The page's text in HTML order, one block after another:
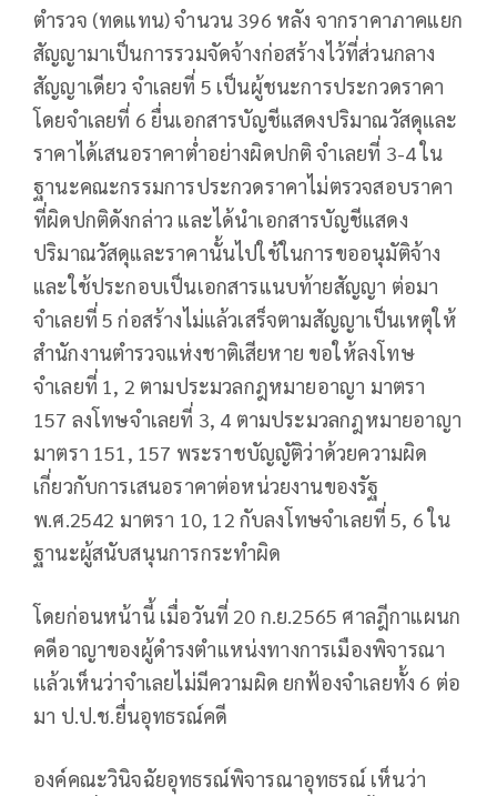
ตำรวจ (ทดแทน) จำนวน 396 หลัง จากราคาภาคแยก
สัญญามาเป็นการรวมจัดจ้างก่อสร้างไว้ที่ส่วนกลาง
สัญญาเดียว จำเลยที่ 5 เป็นผู้ชนะการประกวดราคา
โดยจำเลยที่ 6 ยื่นเอกสารบัญชีแสดงปริมาณวัสดุและ
ราคาได้เสนอราคาต่ำอย่างผิดปกติ จำเลยที่ 3-4 ใน
ฐานะคณะกรรมการประกวดราคาไม่ตรวจสอบราคา
ที่ผิดปกติดังกล่าว และได้นำเอกสารบัญชีแสดง
ปริมาณวัสดุและราคานั้นไปใช้ในการขออนุมัติจ้าง
และใช้ประกอบเป็นเอกสารแนบท้ายสัญญา ต่อมา
จำเลยที่ 5 ก่อสร้างไม่แล้วเสร็จตามสัญญาเป็นเหตุให้
สำนักงานตำรวจแห่งชาติเสียหาย ขอให้ลงโทษ
จำเลยที่ 1, 2 ตามประมวลกฎหมายอาญา มาตรา
157 ลงโทษจำเลยที่ 3, 4 ตามประมวลกฎหมายอาญา
มาตรา 151, 157 พระราชบัญญัติว่าด้วยความผิด
เกี่ยวกับการเสนอราคาต่อหน่วยงานของรัฐ
พ.ศ.2542 มาตรา 10, 12 กับลงโทษจำเลยที่ 5, 6 ใน
ฐานะผู้สนับสนุนการกระทำผิด
โดยก่อนหน้านี้ เมื่อวันที่ 20 ก.ย.2565 ศาลฎีกาแผนก
คดีอาญาของผู้ดำรงตำแหน่งทางการเมืองพิจารณา
เเล้วเห็นว่าจำเลยไม่มีความผิด ยกฟ้องจำเลยทั้ง 6 ต่อ
มา ป.ป.ช.ยื่นอุทธรณ์คดี
องค์คณะวินิจฉัยอุทธรณ์พิจารณาอุทธรณ์ เห็นว่า